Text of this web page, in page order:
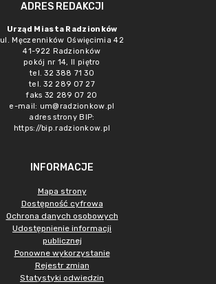
ADRES REDAKCJI
Urząd Miasta Radzionków
ul. Męczenników Oświęcimia 42
41-922 Radzionków
pokój nr 14, II piętro
tel. 32 388 71 30
tel. 32 289 07 27
faks 32 289 07 20
e-mail: um@radzionkow.pl
adres strony BIP:
https://bip.radzionkow.pl
INFORMACJE
Mapa strony
Dostępność cyfrowa
Ochrona danych osobowych
Udostępnienie informacji
publicznej
Ponowne wykorzystanie
Rejestr zmian
Statystyki odwiedzin